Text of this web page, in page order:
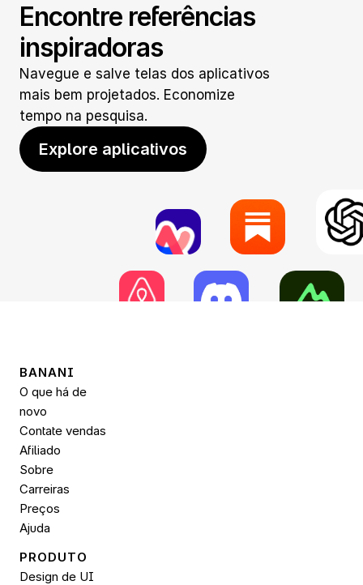
Encontre referências
inspiradoras
Navegue e salve telas dos aplicativos
mais bem projetados. Economize
tempo na pesquisa.
Explore aplicativos
BANANI
O que há de
novo
Contate vendas
Afiliado
Sobre
Carreiras
Preços
Ajuda
PRODUTO
Design de UI